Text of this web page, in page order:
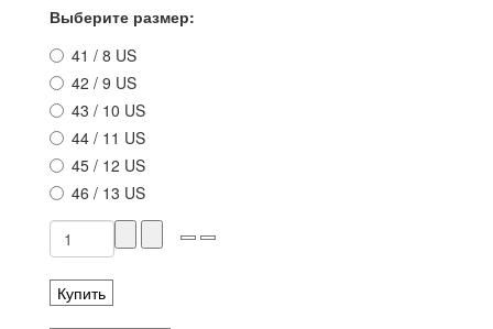
Выберите размер:
41 / 8 US
42 / 9 US
43 / 10 US
44 / 11 US
45 / 12 US
46 / 13 US
Купить